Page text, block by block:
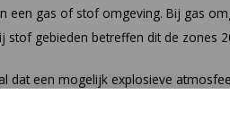
een gas of stof omgeving. Bij gas
stof gebieden betreffen dit de zones
dat een mogelijk explosieve
van de bedrijfsduur of de duur van
van een mogelijk explosieve